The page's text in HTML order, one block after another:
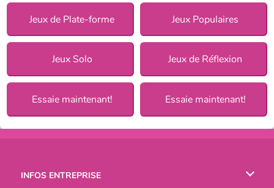
Jeux de Plate-forme Jeux Populaires
Jeux Solo Jeux de Réflexion
Essaie maintenant! Essaie maintenant!
INFOS ENTREPRISE